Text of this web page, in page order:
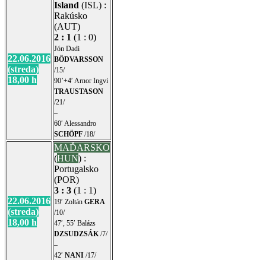
22.06.2016
(streda)
18,00 h
Island (ISL) :
Rakúsko
(AUT)
2 : 1 (1 : 0)
Jón Dadi
BÖDVARSSON
/15/
90’+4′ Arnor Ingvi
TRAUSTASON
/21/
–
60′ Alessandro
SCHÖPF /18/
22.06.2016
(streda)
18,00 h
MAĎARSKO
(HUN) :
Portugalsko
(POR)
3 : 3 (1 : 1)
19′ Zoltán GERA
/10/
47′, 55′ Balázs
DZSUDZSÁK/7/
–
42′ NANI /17/